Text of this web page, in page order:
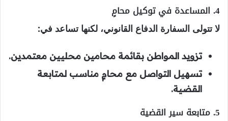
4. المساعدة في توكيل محامٍ
لا تتولى السفارة الدفاع القانوني، لكنها تساعد في:
تزويد المواطن بقائمة محامين محليين معتمدين.
تسهيل التواصل مع محامٍ مناسب لمتابعة
القضية.
5. متابعة سير القضية